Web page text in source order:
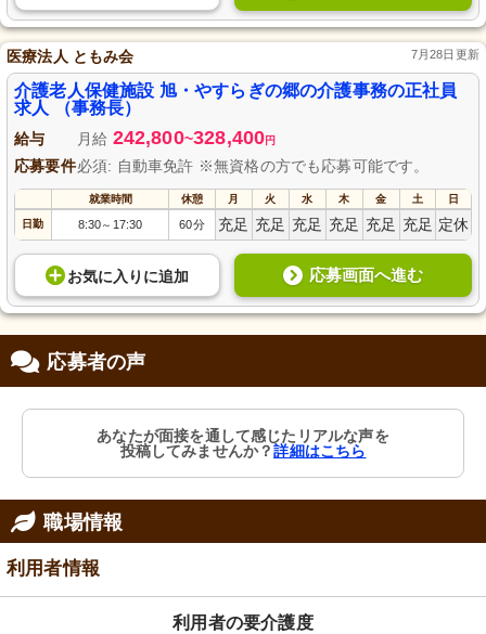
医療法人 ともみ会 7月28日更新
介護老人保健施設 旭・やすらぎの郷の介護事務の正社員
求人 （事務長）
給与 月給 242,800~328,400円
応募要件必須: 自動車免許 ※無資格の方でも応募可能です。
就業時間 休憩 月 火 水 木 金 土 日
日勤 8:30～ 17:30 60分 充足 充足 充足 充足 充足 充足 定休
お気に入り に追加 応募画面へ進む
応募者の声
あなたが面接を通して感じたリアルな声を
投稿してみませんか？詳細はこちら
職場情報
利用者情報
利用者の要介護度